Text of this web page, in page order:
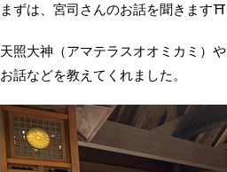
まずは、宮司さんのお話を聞きます⛩
天照大神（アマテラスオオミカミ）
お話などを教えてくれました。